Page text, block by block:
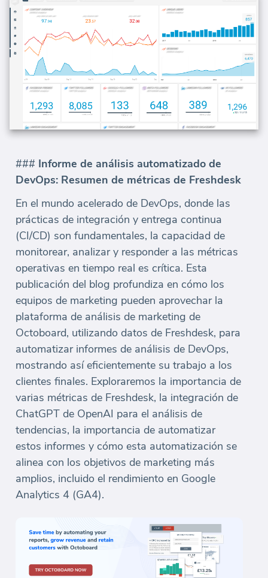
### Informe de análisis automatizado de
DevOps: Resumen de métricas de Freshdesk
En el mundo acelerado de DevOps, donde las
prácticas de integración y entrega continua
(CI/CD) son fundamentales, la capacidad de
monitorear, analizar y responder a las métricas
operativas en tiempo real es crítica. Esta
publicación del blog profundiza en cómo los
equipos de marketing pueden aprovechar la
plataforma de análisis de marketing de
Octoboard, utilizando datos de Freshdesk, para
automatizar informes de análisis de DevOps,
mostrando así eficientemente su trabajo a los
clientes finales. Exploraremos la importancia de
varias métricas de Freshdesk, la integración de
ChatGPT de OpenAI para el análisis de
tendencias, la importancia de automatizar
estos informes y cómo esta automatización se
alinea con los objetivos de marketing más
amplios, incluido el rendimiento en Google
Analytics 4 (GA4).